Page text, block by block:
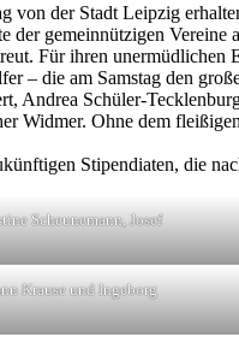
von der Stadt Leipzig
gemeinnützigen
Für ihren
– die am Samstag den
Andrea Schüler-
Widmer. Ohne dem
Stipendiaten, die
Scheunemann, Josef
Krause und Ingeborg